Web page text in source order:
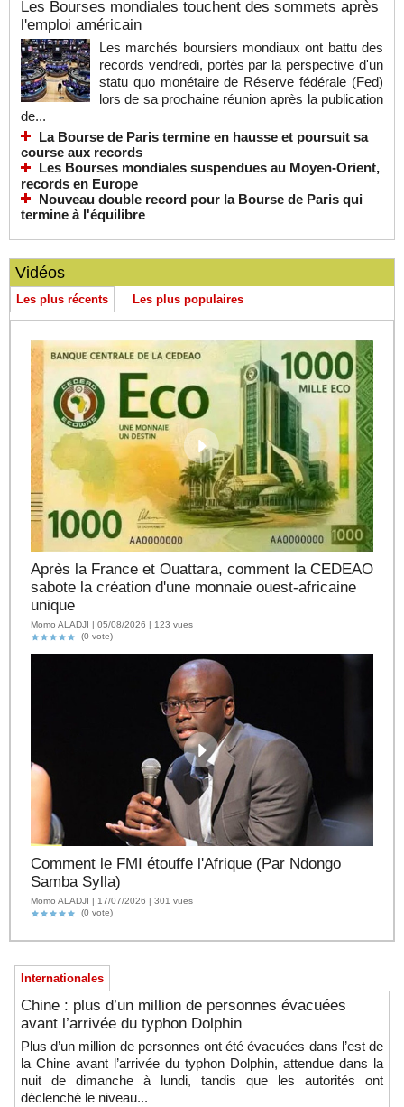
Les Bourses mondiales touchent des sommets après
l'emploi américain
Les marchés boursiers mondiaux ont battu des
records vendredi, portés par la perspective d'un
statu quo monétaire de Réserve fédérale (Fed)
lors de sa prochaine réunion après la publication
de...
La Bourse de Paris termine en hausse et poursuit sa
course aux records
Les Bourses mondiales suspendues au Moyen-Orient,
records en Europe
Nouveau double record pour la Bourse de Paris qui
termine à l'équilibre
Vidéos
Les plus récents Les plus populaires
Après la France et Ouattara, comment la CEDEAO
sabote la création d'une monnaie ouest-africaine
unique
Momo ALADJI | 05/08/2026 | 123 vues
(0 vote)
Comment le FMI étouffe l'Afrique (Par Ndongo
Samba Sylla)
Momo ALADJI | 17/07/2026 | 301 vues
(0 vote)
Internationales
Chine : plus d’un million de personnes évacuées
avant l’arrivée du typhon Dolphin
Plus d’un million de personnes ont été évacuées dans l’est de
la Chine avant l’arrivée du typhon Dolphin, attendue dans la
nuit de dimanche à lundi, tandis que les autorités ont
déclenché le niveau...